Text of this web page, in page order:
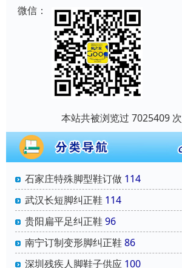
微信：
本站共被浏览过 7025409 次
石家庄特殊脚型鞋订做 114
武汉长短脚纠正鞋 114
贵阳扁平足纠正鞋 96
南宁订制变形脚纠正鞋 86
深圳残疾人脚鞋子供应 100